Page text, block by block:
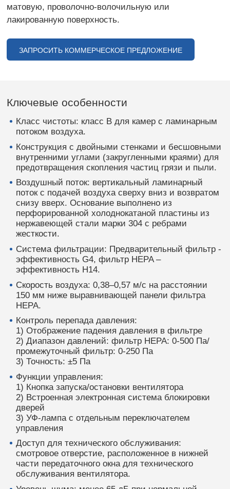
матовую, проволочно-волочильную или
лакированную поверхность.
ЗАПРОСИТЬ КОММЕРЧЕСКОЕ ПРЕДЛОЖЕНИЕ
Ключевые особенности
Класс чистоты: класс В для камер с ламинарным
потоком воздуха.
Конструкция с двойными стенками и бесшовными
внутренними углами (закругленными краями) для
предотвращения скопления частиц грязи и пыли.
Воздушный поток: вертикальный ламинарный
поток с подачей воздуха сверху вниз и возвратом
снизу вверх. Основание выполнено из
перфорированной холоднокатаной пластины из
нержавеющей стали марки 304 с ребрами
жесткости.
Система фильтрации: Предварительный фильтр -
эффективность G4, фильтр HEPA –
эффективность H14.
Скорость воздуха: 0,38–0,57 м/с на расстоянии
150 мм ниже выравнивающей панели фильтра
HEPA.
Контроль перепада давления:
1) Отображение падения давления в фильтре
2) Диапазон давлений: фильтр HEPA: 0-500 Па/
промежуточный фильтр: 0-250 Па
3) Точность: ±5 Па
Функции управления:
1) Кнопка запуска/остановки вентилятора
2) Встроенная электронная система блокировки
дверей
3) УФ-лампа с отдельным переключателем
управления
Доступ для технического обслуживания:
смотровое отверстие, расположенное в нижней
части передаточного окна для технического
обслуживания вентилятора.